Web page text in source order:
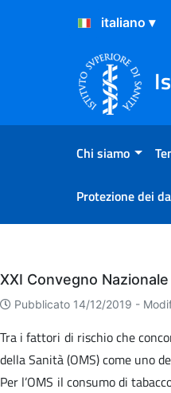
Salta al Contenuto
Salta al Footer
Chi siamo
Protezione dei
Eventi
XXI Convegno
Pubblicato 14/12/2019 -
Tra i fattori di rischio che
della Sanità (OMS) come uno
Per l’OMS il consumo di